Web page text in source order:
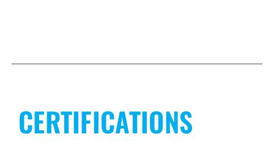
CERTIFICATIONS